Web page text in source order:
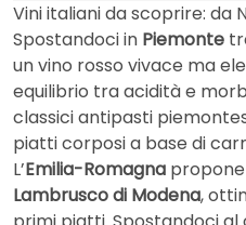
Vini italiani da scoprire: da
Spostandoci in Piemonte
un vino rosso vivace ma
equilibrio tra acidità e
classici antipasti
piatti corposi a base di
L’Emilia-Romagna
Lambrusco di Modena,